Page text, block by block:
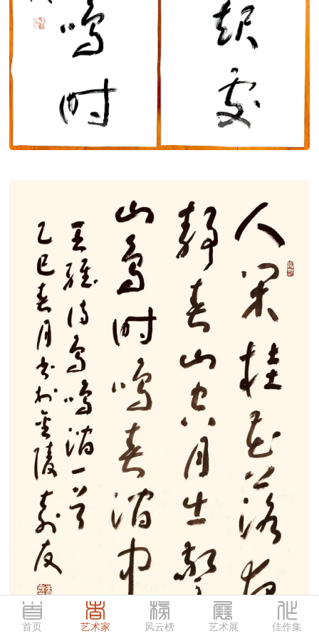
首页 艺术家 风云榜 艺术展 佳作集